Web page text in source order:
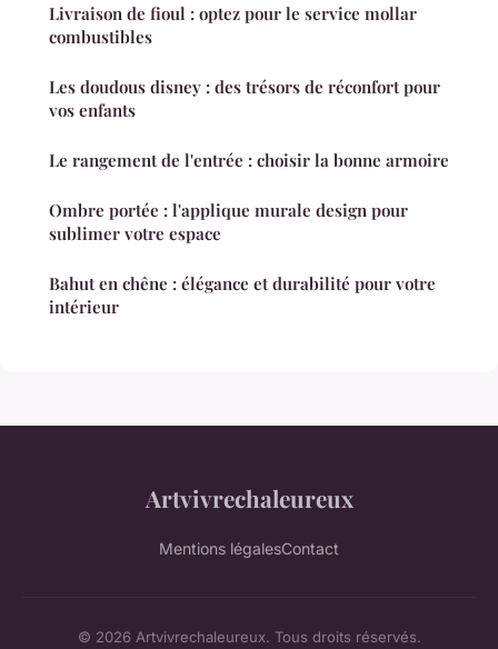
Livraison de fioul : optez pour le service mollar
combustibles
Les doudous disney : des trésors de réconfort pour
vos enfants
Le rangement de l'entrée : choisir la bonne armoire
Ombre portée : l'applique murale design pour
sublimer votre espace
Bahut en chêne : élégance et durabilité pour votre
intérieur
Artvivrechaleureux
Mentions légalesContact
© 2026 Artvivrechaleureux. Tous droits réservés.